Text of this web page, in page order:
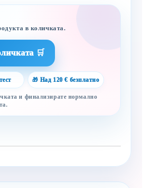
в количката.
🎁 Над 120 € безплатно
и финализирате нормално